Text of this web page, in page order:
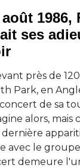
1986,
ses
près de
Park, en
de sa
alors, mais
avec le
demeure